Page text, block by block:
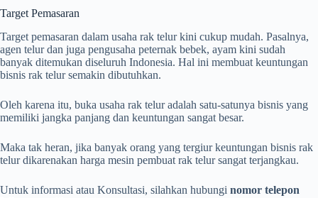
Target Pemasaran
Target pemasaran dalam usaha rak telur kini cukup mudah. Pasalnya,
agen telur dan juga pengusaha peternak bebek, ayam kini sudah
banyak ditemukan diseluruh Indonesia. Hal ini membuat keuntungan
bisnis rak telur semakin dibutuhkan.
Oleh karena itu, buka usaha rak telur adalah satu-satunya bisnis yang
memiliki jangka panjang dan keuntungan sangat besar.
Maka tak heran, jika banyak orang yang tergiur keuntungan bisnis rak
telur dikarenakan harga mesin pembuat rak telur sangat terjangkau.
Untuk informasi atau Konsultasi, silahkan hubungi nomor telepon